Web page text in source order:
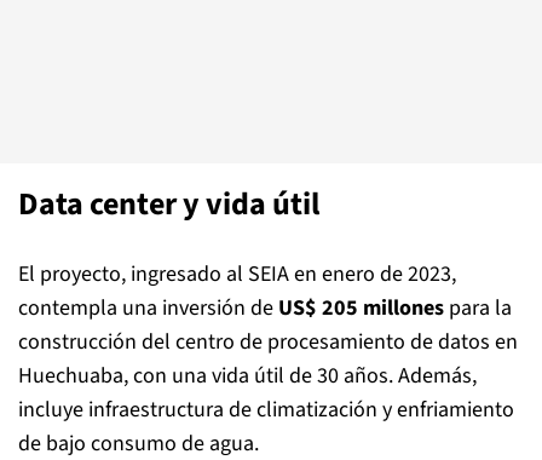
Data center y vida útil
El proyecto, ingresado al SEIA en enero de 2023,
contempla una inversión de US$ 205 millones para la
construcción del centro de procesamiento de datos en
Huechuaba, con una vida útil de 30 años. Además,
incluye infraestructura de climatización y enfriamiento
de bajo consumo de agua.